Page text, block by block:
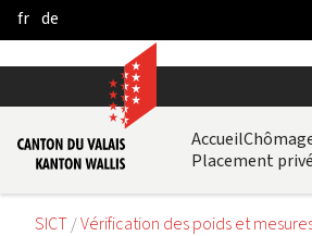
Skip to Main Content
fr de
Accueil
Placement
SICT Vérification des poids et